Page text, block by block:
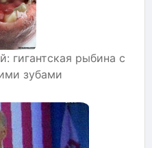
гигантская рыбина с
зубами